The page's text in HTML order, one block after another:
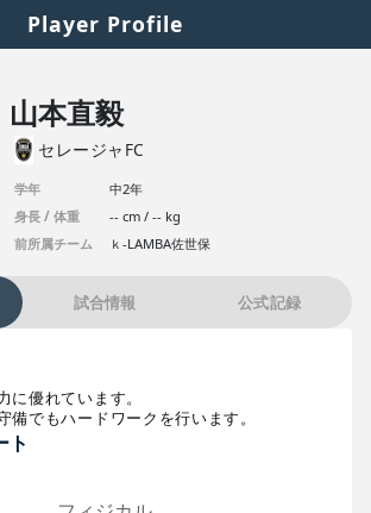
Player Profile
山本直毅
セレージャFC
学年
中2年
身長 / 体重
-- cm / -- kg
前所属チーム
ｋ-LAMBA佐世保
試合情報 公式記録
に優れています。
備でもハードワークを行います。
ト